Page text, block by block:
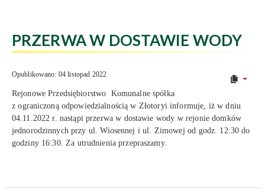
PRZERWA W DOSTAWIE WODY
Opublikowano: 04 listopad 2022
Rejonowe Przedsiębiorstwo Komunalne spółka
z ograniczoną odpowiedzialnością w Złotoryi informuje, iż w dniu
04.11.2022 r. nastąpi przerwa w dostawie wody w rejonie domków
jednorodzinnych przy ul. Wiosennej i ul. Zimowej od godz. 12:30 do
godziny 16:30. Za utrudnienia przepraszamy.